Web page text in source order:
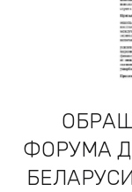
ФОРУМА